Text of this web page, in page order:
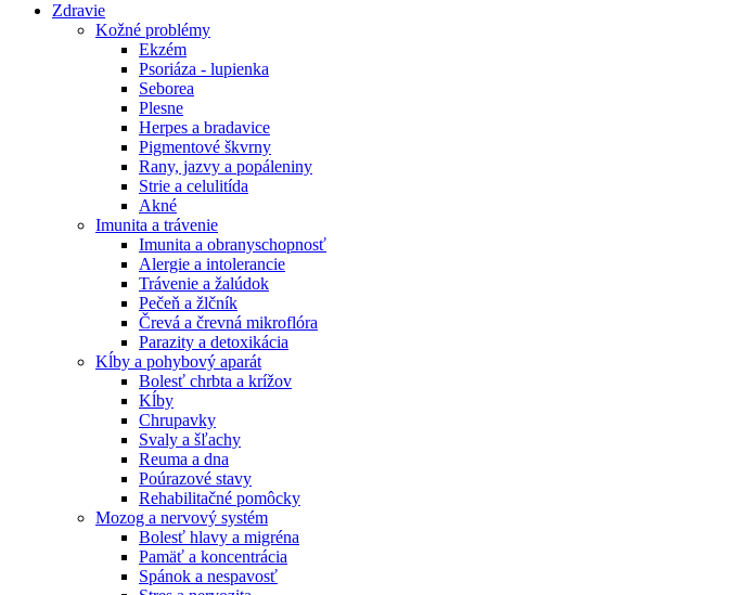
Zdravie
Kožné problémy
Ekzém
Psoriáza - lupienka
Seborea
Plesne
Herpes a bradavice
Pigmentové škvrny
Rany, jazvy a popáleniny
Strie a celulitída
Akné
Imunita a trávenie
Imunita a obranyschopnosť
Alergie a intolerancie
Trávenie a žalúdok
Pečeň a žlčník
Črevá a črevná mikroflóra
Parazity a detoxikácia
Kĺby a pohybový aparát
Bolesť chrbta a krížov
Kĺby
Chrupavky
Svaly a šľachy
Reuma a dna
Poúrazové stavy
Rehabilitačné pomôcky
Mozog a nervový systém
Bolesť hlavy a migréna
Pamäť a koncentrácia
Spánok a nespavosť